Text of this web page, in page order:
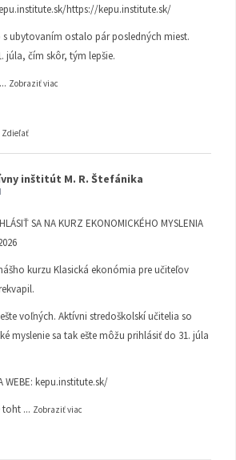
https://kepu.institute.sk/
ubytovaním ostalo pár posledných miest.
júla, čím skôr, tým lepšie.
... Zobraziť viac
Zdieľať
inštitút M. R. Štefánika
SA NA KURZ EKONOMICKÉHO MYSLENIA
kurzu Klasická ekonómia pre učiteľov
voľných. Aktívni stredoškolskí učitelia so
myslenie sa tak ešte môžu prihlásiť do 31. júla
WEBE: kepu.institute.sk/
toht ... Zobraziť viac